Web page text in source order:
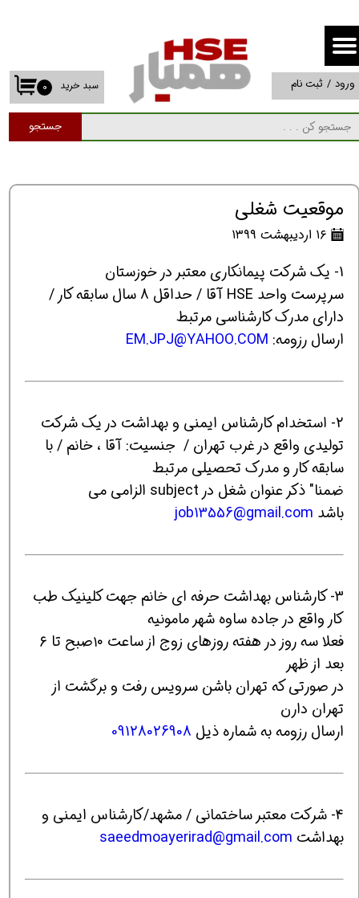
جستجو
۰ سبد خرید ورود / ثبت نام
حساب کاربری من
تغییر گذر واژه
سفارشات
موقعیت شغلی
۱۶ اردیبهشت ۱۳۹۹
1- یک شرکت پیمانکاری معتبر در خوزستان
سرپرست واحد HSE آقا / حداقل 8 سال سابقه کار /
دارای مدرک کارشناسی مرتبط
ارسال رزومه: EM.JPJ@YAHOO.COM
2- استخدام کارشناس ایمنی و بهداشت در یک شرکت
تولیدی واقع در غرب تهران / جنسیت: آقا ، خانم / با
سابقه کار و مدرک تحصیلی مرتبط
ضمنا" ذکر عنوان شغل در subject الزامی می
باشد job13556@gmail.com
3- کارشناس بهداشت حرفه ای خانم جهت کلینیک طب
کار واقع در جاده ساوه شهر مامونیه
فعلا سه روز در هفته روزهای زوج از ساعت ۱۰صبح تا ۶
بعد از ظهر
در صورتی که تهران باشن سرویس رفت و برگشت از
تهران دارن
ارسال رزومه به شماره ذیل 09128026908
4- شرکت معتبر ساختمانی / مشهد/کارشناس ایمنی و
بهداشت saeedmoayerirad@gmail.com